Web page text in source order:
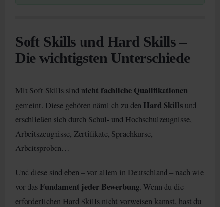
Soft Skills und Hard Skills –
Die wichtigsten Unterschiede
Mit Soft Skills sind nicht fachliche Qualifikationen
gemeint. Diese gehören nämlich zu den Hard Skills und
erschließen sich durch Schul- und Hochschulzeugnisse,
Arbeitszeugnisse, Zertifikate, Sprachkurse,
Arbeitsproben…
Und diese sind eben – vor allem in Deutschland – nach wie
vor das Fundament jeder Bewerbung. Wenn du die
erforderlichen Hard Skills nicht vorweisen kannst, hast du